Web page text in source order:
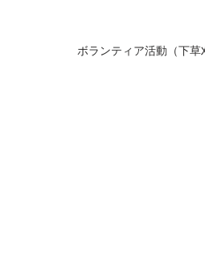
ボランティア活動（下草